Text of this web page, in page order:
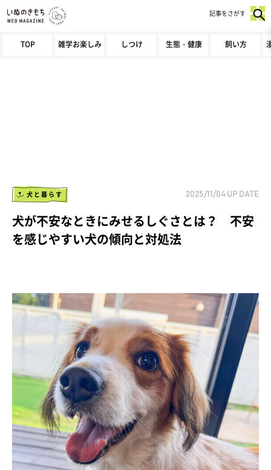
TOP 雑学お楽しみ しつけ 生態・健康 飼い方
記事をさがす
犬と暮らす 2025/11/04 UP DATE
犬が不安なときにみせるしぐさとは？ 不安
を感じやすい犬の傾向と対処法